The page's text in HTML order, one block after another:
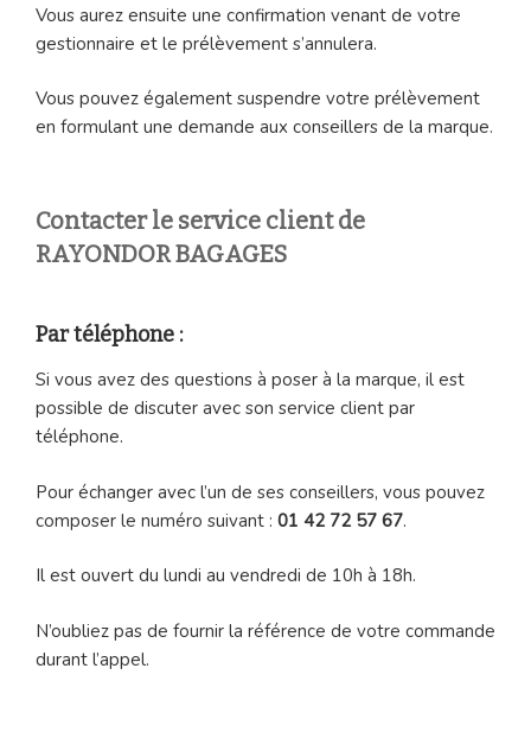
Vous aurez ensuite une confirmation venant de votre
gestionnaire et le prélèvement s’annulera.
Vous pouvez également suspendre votre prélèvement
en formulant une demande aux conseillers de la marque.
Contacter le service client de
RAYONDOR BAGAGES
Par téléphone :
Si vous avez des questions à poser à la marque, il est
possible de discuter avec son service client par
téléphone.
Pour échanger avec l’un de ses conseillers, vous pouvez
composer le numéro suivant : 01 42 72 57 67.
Il est ouvert du lundi au vendredi de 10h à 18h.
N’oubliez pas de fournir la référence de votre commande
durant l’appel.